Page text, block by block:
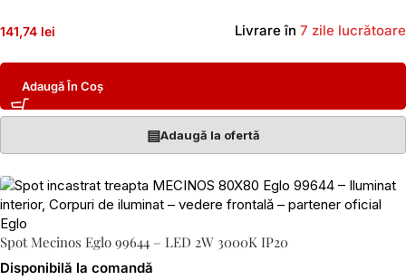
141,74 lei Livrare în 7 zile lucrătoare
Adaugă În Coș
▤Adaugă la ofertă
Spot Mecinos Eglo 99644 – LED 2W 3000K IP20
Disponibilă la comandă